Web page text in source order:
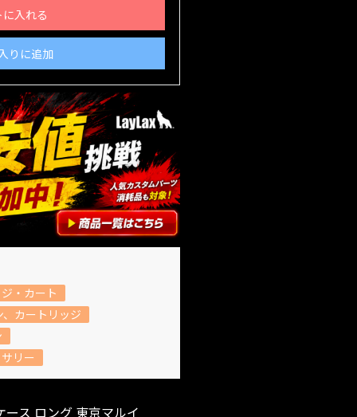
入れる
りに追加
・カート
カートリッジ
リー
ス ロング 東京マルイ